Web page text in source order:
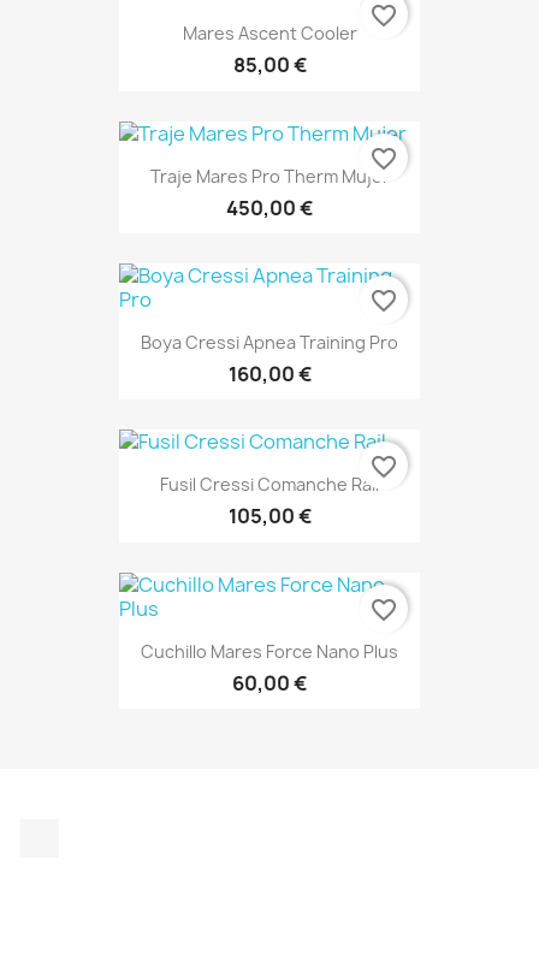
Mares Ascent Cooler
85,00 €
favorite_border
Traje Mares Pro Therm Mujer
450,00 €
favorite_border
Boya Cressi Apnea Training Pro
160,00 €
favorite_border
Fusil Cressi Comanche Rail
105,00 €
favorite_border
Cuchillo Mares Force Nano Plus
60,00 €
favorite_border